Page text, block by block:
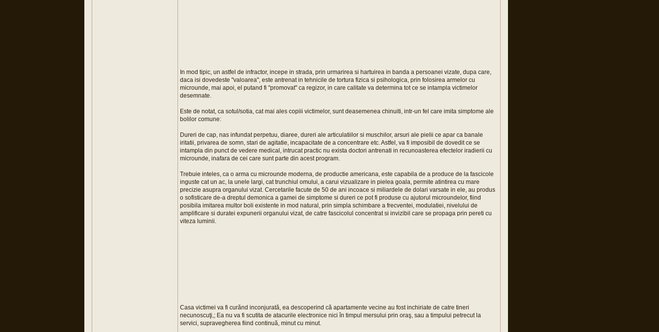
In mod tipic, un astfel de infractor, incepe in strada, prin urmarirea si hartuirea in banda a persoanei vizate, dupa care,
daca isi dovedeste "valoarea", este antrenat in tehnicile de tortura fizica si psihologica, prin folosirea armelor cu
microunde, mai apoi, el putand fi "promovat" ca regizor, in care calitate va determina tot ce se intampla victimelor
desemnate.
Este de notat, ca sotul/sotia, cat mai ales copiii victimelor, sunt deasemenea chinuiti, intr-un fel care imita simptome ale
bolilor comune:
Dureri de cap, nas infundat perpetuu, diaree, dureri ale articulatiilor si muschilor, arsuri ale pielii ce apar ca banale
iritatii, privarea de somn, stari de agitatie, incapacitate de a concentrare etc. Astfel, va fi imposibil de dovedit ce se
intampla din punct de vedere medical, intrucat practic nu exista doctori antrenati in recunoasterea efectelor iradierii cu
microunde, inafara de cei care sunt parte din acest program.
Trebuie inteles, ca o arma cu microunde moderna, de productie americana, este capabila de a produce de la fascicole
inguste cat un ac, la unele largi, cat trunchiul omului, a carui vizualizare in pielea goala, permite atintirea cu mare
precizie asupra organului vizat. Cercetarile facute de 50 de ani incoace si miliardele de dolari varsate in ele, au produs
o sofisticare de-a dreptul demonica a gamei de simptome si dureri ce pot fi produse cu ajutorul microundelor, fiind
posibila imitarea multor boli existente in mod natural, prin simpla schimbare a frecventei, modulatiei, nivelului de
amplificare si duratei expunerii organului vizat, de catre fascicolul concentrat si invizibil care se propaga prin pereti cu
viteza luminii.
Casa victimei va fi curănd inconjurată, ea descoperind că apartamente vecine au fost inchiriate de catre tineri
necunoscuţi,; Ea nu va fi scutita de atacurile electronice nici în timpul mersului prin oraş, sau a timpului petrecut la
servici, supravegherea fiind continuă, minut cu minut.